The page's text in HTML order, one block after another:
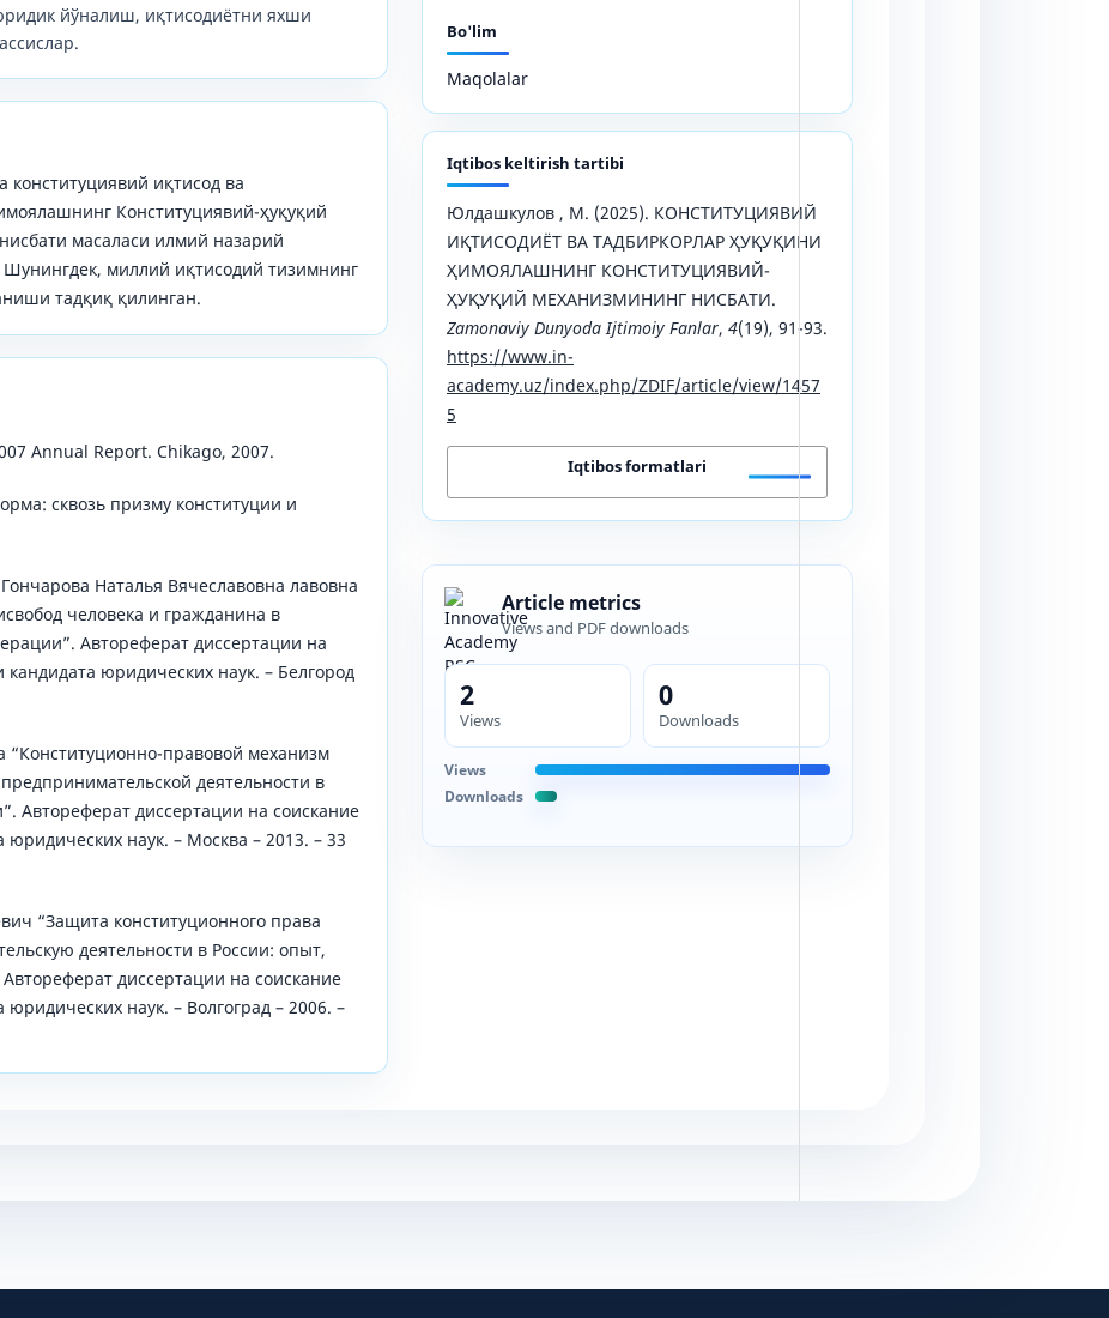
йўналиш, иқтисодиётни яхши
иқтисод ва
Конституциявий-ҳуқуқий
масаласи илмий назарий
Шунингдек, миллий иқтисодий тизимнинг
тадқиқ қилинган.
Annual Report. Chikago, 2007.
сквозь призму конституции и
Наталья Вячеславовна лавовна
человека и гражданина в
Автореферат диссертации на
кандидата юридических наук. – Белгород
“Конституционно-правовой механизм
деятельности в
Автореферат диссертации на соискание
юридических наук. – Москва – 2013. – 33
“Защита конституционного права
деятельности в России: опыт,
диссертации на соискание
наук. – Волгоград – 2006. –
Bo'lim
Maqolalar
Iqtibos keltirish tartibi
Юлдашкулов , М. (2025). КОНСТИТУЦИЯВИЙ
ИҚТИСОДИЁТ ВА ТАДБИРКОРЛАР ҲУҚУҚИНИ
ҲИМОЯЛАШНИНГ КОНСТИТУЦИЯВИЙ-
ҲУҚУҚИЙ МЕХАНИЗМИНИНГ НИСБАТИ.
Zamonaviy Dunyoda Ijtimoiy Fanlar, 4(19), 91-93.
https://www.in-
academy.uz/index.php/ZDIF/article/view/1457
5
Iqtibos formatlari
Article metrics
Views and PDF downloads
2
Views
0
Downloads
Views
Downloads